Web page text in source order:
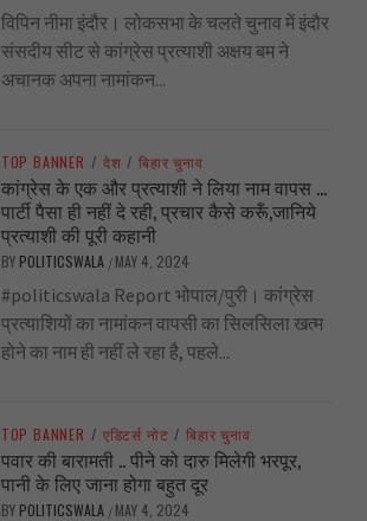
विपिन नीमा इंदौर। लोकसभा के चलते चुनाव में इंदौर
संसदीय सीट से कांग्रेस प्रत्याशी अक्षय बम ने
अचानक अपना नामांकन...
TOP BANNER / देश / बिहार चुनाव
कांग्रेस के एक और प्रत्याशी ने लिया नाम वापस …
पार्टी पैसा ही नहीं दे रही, प्रचार कैसे करूँ,जानिये
प्रत्याशी की पूरी कहानी
BY POLITICSWALA / MAY 4, 2024
#politicswala Report भोपाल/पुरी। कांग्रेस
प्रत्याशियों का नामांकन वापसी का सिलसिला खत्म
होने का नाम ही नहीं ले रहा है, पहले...
TOP BANNER / एडिटर्स नोट / बिहार चुनाव
पवार की बारामती .. पीने को दारु मिलेगी भरपूर,
पानी के लिए जाना होगा बहुत दूर
BY POLITICSWALA / MAY 4, 2024